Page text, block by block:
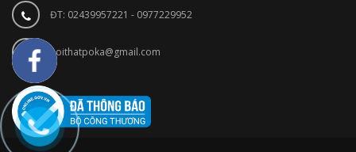
ĐT: 02439957221 - 0977229952
noithatpoka@gmail.com